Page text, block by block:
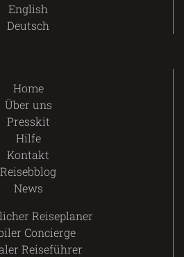
English
Deutsch
Home
Über uns
Presskit
Hilfe
Kontakt
Reisebblog
News
Reiseplaner
Concierge
Reiseführer